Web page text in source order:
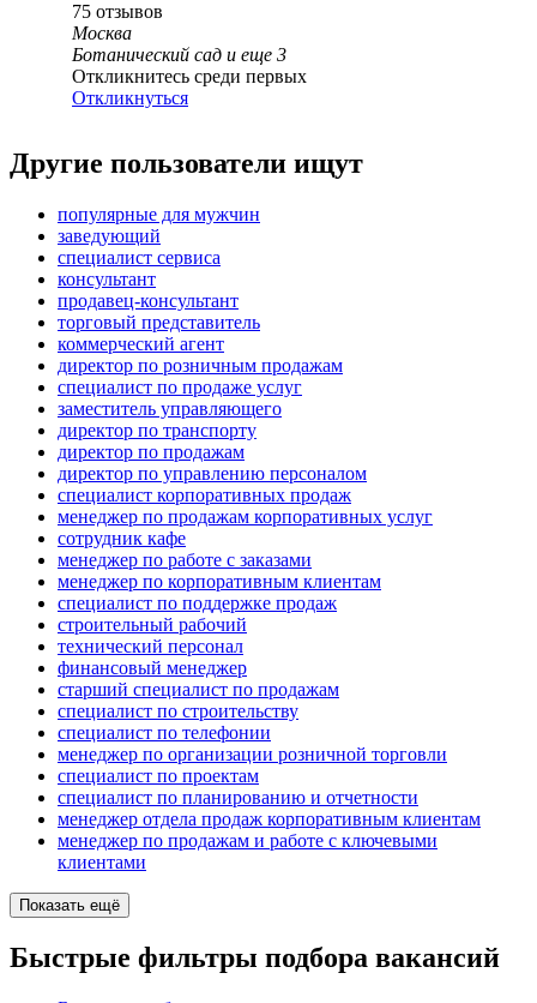
75 отзывов
Москва
Ботанический сад и еще 3
Откликнитесь среди первых
Откликнуться
Другие пользователи ищут
популярные для мужчин
заведующий
специалист сервиса
консультант
продавец-консультант
торговый представитель
коммерческий агент
директор по розничным продажам
специалист по продаже услуг
заместитель управляющего
директор по транспорту
директор по продажам
директор по управлению персоналом
специалист корпоративных продаж
менеджер по продажам корпоративных услуг
сотрудник кафе
менеджер по работе с заказами
менеджер по корпоративным клиентам
специалист по поддержке продаж
строительный рабочий
технический персонал
финансовый менеджер
старший специалист по продажам
специалист по строительству
специалист по телефонии
менеджер по организации розничной торговли
специалист по проектам
специалист по планированию и отчетности
менеджер отдела продаж корпоративным клиентам
менеджер по продажам и работе с ключевыми
клиентами
Показать ещё
Быстрые фильтры подбора вакансий